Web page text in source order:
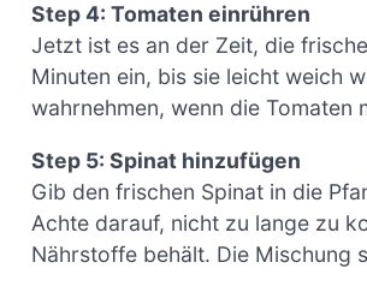
Step 4: Tomaten einrühren
Jetzt ist es an der Zeit, die
Minuten ein, bis sie leicht weich
wahrnehmen, wenn die Tomaten
Step 5: Spinat hinzufügen
Gib den frischen Spinat in die
Achte darauf, nicht zu lange zu
Nährstoffe behält. Die Mischung